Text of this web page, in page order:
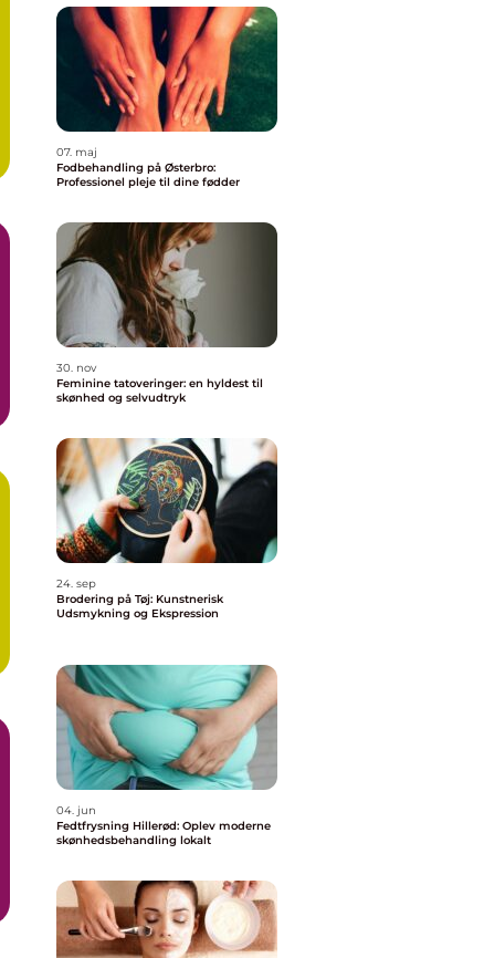
07. maj
Fodbehandling på Østerbro:
Professionel pleje til dine fødder
30. nov
Feminine tatoveringer: en hyldest til
skønhed og selvudtryk
24. sep
Brodering på Tøj: Kunstnerisk
Udsmykning og Ekspression
04. jun
Fedtfrysning Hillerød: Oplev moderne
skønhedsbehandling lokalt